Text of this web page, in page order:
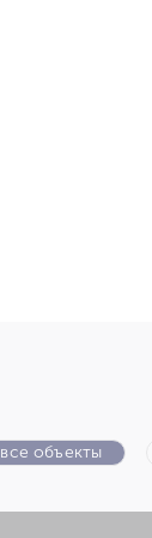
все объекты